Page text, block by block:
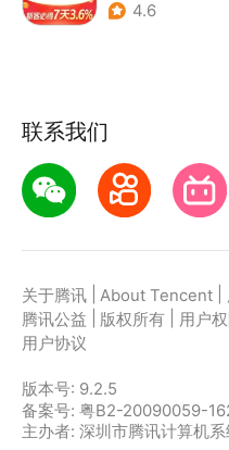
4.6
联系我们
关于腾讯 About Tencent
腾讯公益
版权所有 用户
用户协议
版本号: 9.2.5
备案号: 粤B2-20090059-
主办者: 深圳市腾讯计算机系